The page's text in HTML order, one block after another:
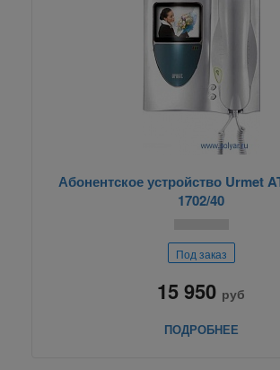
Абонентское устройство Urmet
1702/40
Под заказ
15 950 руб
ПОДРОБНЕЕ